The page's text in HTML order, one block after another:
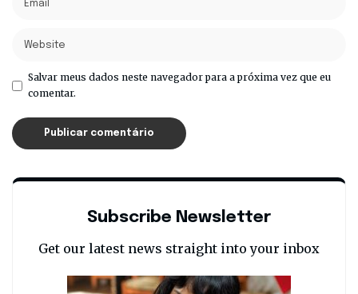
Salvar meus dados neste navegador para a próxima vez que eu
comentar.
Subscribe Newsletter
Get our latest news straight into your inbox